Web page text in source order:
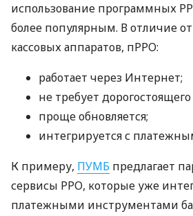
использование программных
более популярным. В отличие
кассовых аппаратов, пРРО:
работает через Интернет;
не требует
проще обновляется;
интегрируется с
К примеру, ПУМБ предлагает
сервисы РРО, которые уже
платежными инструментами